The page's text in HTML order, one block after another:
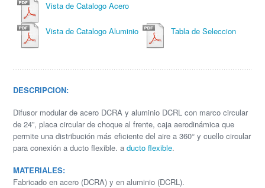
Vista de Catalogo Acero
Vista de Catalogo Aluminio Tabla de Seleccion
DESCRIPCION:
Difusor modular de acero DCRA y aluminio DCRL con marco circular
de 24”, placa circular de choque al frente, caja aerodinámica que
permite una distribución más eficiente del aire a 360° y cuello circular
para conexión a ducto flexible. aducto flexible.
MATERIALES:
Fabricado en acero (DCRA) y en aluminio (DCRL).